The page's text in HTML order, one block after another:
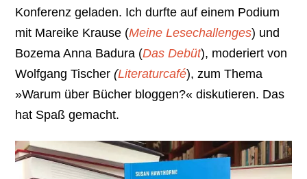
Konferenz geladen. Ich durfte auf einem Podium
mit Mareike Krause (Meine Lesechallenges) und
Bozema Anna Badura (Das Debüt), moderiert von
Wolfgang Tischer(Literaturcafé), zum Thema
»Warum über Bücher bloggen?« diskutieren. Das
hat Spaß gemacht.